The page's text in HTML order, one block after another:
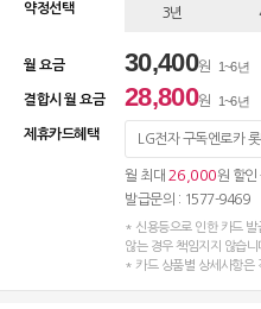
약정선택 3년
월 요금 30,400원 1~6년
결합시 월 요금 28,800원 1~6년
제휴카드혜택 LG전자 구독엔로카
월 최대 26,000원 할
발급문의 : 1577-9469
* 신용등으로 인한 카드 발
않는 경우 책임지지 않습니
* 카드 상품별 상세사항은